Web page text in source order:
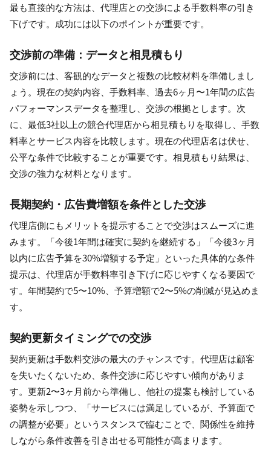
最も直接的な方法は、代理店との交渉による手数料率の引き
下げです。成功には以下のポイントが重要です。
交渉前の準備：データと相見積もり
交渉前には、客観的なデータと複数の比較材料を準備しまし
ょう。現在の契約内容、手数料率、過去6ヶ月〜1年間の広告
パフォーマンスデータを整理し、交渉の根拠とします。次
に、最低3社以上の競合代理店から相見積もりを取得し、手数
料率とサービス内容を比較します。現在の代理店名は伏せ、
公平な条件で比較することが重要です。相見積もり結果は、
交渉の強力な材料となります。
長期契約・広告費増額を条件とした交渉
代理店側にもメリットを提示することで交渉はスムーズに進
みます。「今後1年間は確実に契約を継続する」「今後3ヶ月
以内に広告予算を30%増額する予定」といった具体的な条件
提示は、代理店が手数料率引き下げに応じやすくなる要因で
す。年間契約で5〜10%、予算増額で2〜5%の削減が見込めま
す。
契約更新タイミングでの交渉
契約更新は手数料交渉の最大のチャンスです。代理店は顧客
を失いたくないため、条件交渉に応じやすい傾向がありま
す。更新2〜3ヶ月前から準備し、他社の提案も検討している
姿勢を示しつつ、「サービスには満足しているが、予算面で
の調整が必要」というスタンスで臨むことで、関係性を維持
しながら条件改善を引き出せる可能性が高まります。